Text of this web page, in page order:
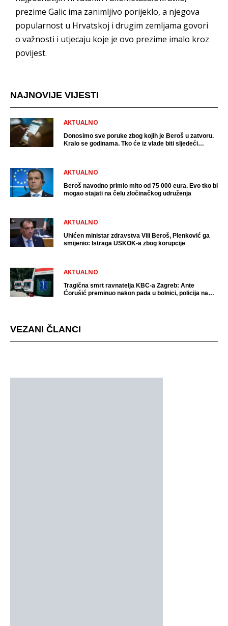
prezime Galic ima zanimljivo porijeklo, a njegova
popularnost u Hrvatskoj i drugim zemljama govori
o važnosti i utjecaju koje je ovo prezime imalo kroz
povijest.
NAJNOVIJE VIJESTI
AKTUALNO
Donosimo sve poruke zbog kojih je Beroš u zatvoru.
Kralo se godinama. Tko će iz vlade biti sljedeći
AKTUALNO
Beroš navodno primio mito od 75 000 eura. Evo tko bi
mogao stajati na čelu zločinačkog udruženja
AKTUALNO
Uhićen ministar zdravstva Vili Beroš, Plenković ga
smijenio: Istraga USKOK-a zbog korupcije
AKTUALNO
Tragična smrt ravnatelja KBC-a Zagreb: Ante
Ćorušić preminuo nakon pada u bolnici, policija na
VEZANI ČLANCI